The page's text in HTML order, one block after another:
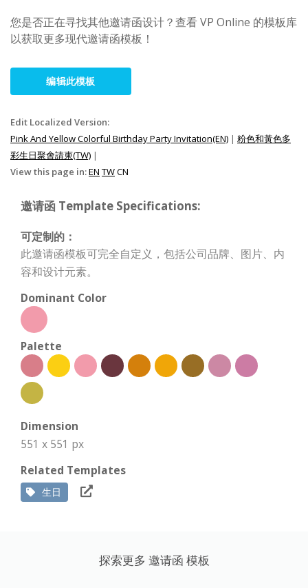
您是否正在寻找其他邀请函设计？查看 VP Online 的模板库
以获取更多现代邀请函模板！
编辑此模板
Edit Localized Version:
Pink And Yellow Colorful Birthday Party Invitation(EN) | 粉色和黃色多
彩生日聚會請柬(TW) |
View this page in:EN TWCN
邀请函 Template Specifications:
可定制的：
此邀请函模板可完全自定义，包括公司品牌、图片、内
容和设计元素。
Dominant Color
Palette
Dimension
551 x 551 px
Related Templates
生日
探索更多 邀请函 模板